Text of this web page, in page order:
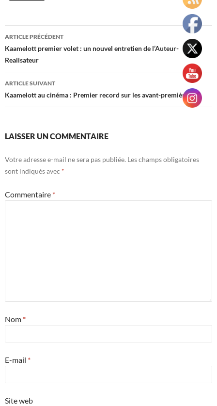
Navigation
des
articles
ARTICLE PRÉCÉDENT
Kaamelott premier volet : un nouvel entretien de l’Auteur-
Realisateur
ARTICLE SUIVANT
Kaamelott au cinéma : Premier record sur les avant-premières
LAISSER UN COMMENTAIRE
Votre adresse e-mail ne sera pas publiée. Les champs obligatoires
sont indiqués avec *
Commentaire *
Nom *
E-mail *
Site web